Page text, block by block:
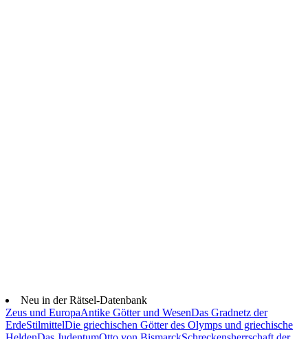
Neu in der Rätsel-Datenbank
Zeus und EuropaAntike Götter und WesenDas Gradnetz der
ErdeStilmittelDie griechischen Götter des Olymps und griechische